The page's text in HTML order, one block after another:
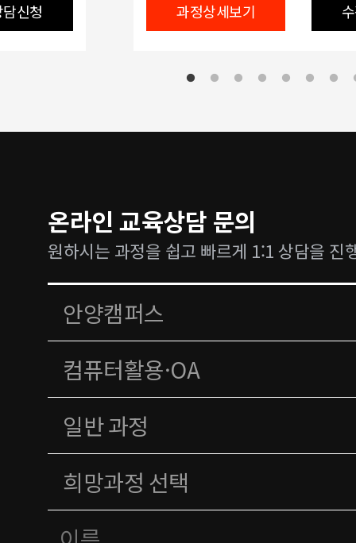
신청 과정상세보기
온라인 교육상담 문의
원하시는 과정을 쉽고 빠르게 1:1 상담을 진